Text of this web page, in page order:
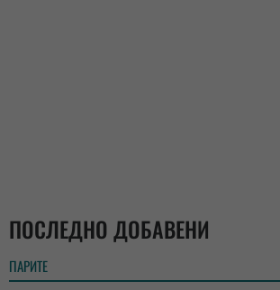
ПОСЛЕДНО ДОБАВЕНИ
ПАРИТЕ